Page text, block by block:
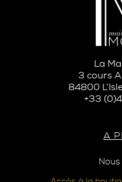
La
3 cours
84800
+33
A